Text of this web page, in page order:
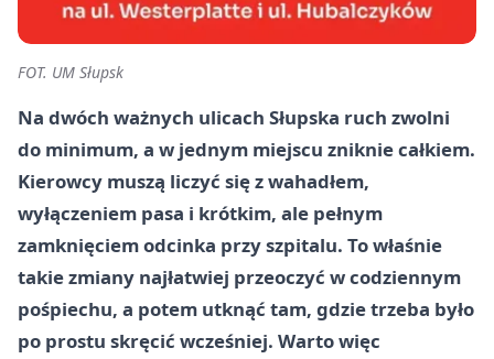
FOT. UM Słupsk
Na dwóch ważnych ulicach Słupska ruch zwolni
do minimum, a w jednym miejscu zniknie całkiem.
Kierowcy muszą liczyć się z wahadłem,
wyłączeniem pasa i krótkim, ale pełnym
zamknięciem odcinka przy szpitalu. To właśnie
takie zmiany najłatwiej przeoczyć w codziennym
pośpiechu, a potem utknąć tam, gdzie trzeba było
po prostu skręcić wcześniej. Warto więc